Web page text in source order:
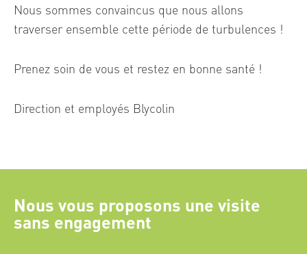
Nous sommes convaincus que nous allons
traverser ensemble cette période de turbulences !
Prenez soin de vous et restez en bonne santé !
Direction et employés Blycolin
Nous vous proposons une visite
sans engagement